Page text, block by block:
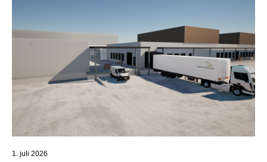
1. juli 2026